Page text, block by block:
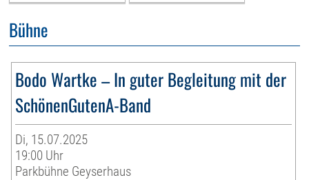
Bühne
Bodo Wartke – In guter Begleitung mit der
SchönenGutenA-Band
Di, 15.07.2025
19:00 Uhr
Parkbühne Geyserhaus